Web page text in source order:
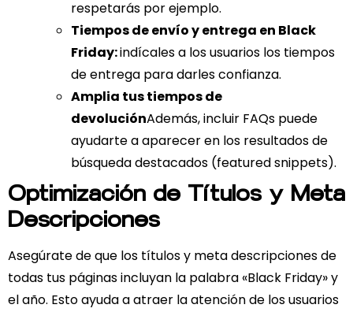
respetarás por ejemplo.
Tiempos de envío y entrega en Black
Friday:indícales a los usuarios los tiempos
de entrega para darles confianza.
Amplia tus tiempos de
devoluciónAdemás, incluir FAQs puede
ayudarte a aparecer en los resultados de
búsqueda destacados (featured snippets).
Optimización de Títulos y Meta
Descripciones
Asegúrate de que los títulos y meta descripciones de
todas tus páginas incluyan la palabra «Black Friday» y
el año. Esto ayuda a atraer la atención de los usuarios